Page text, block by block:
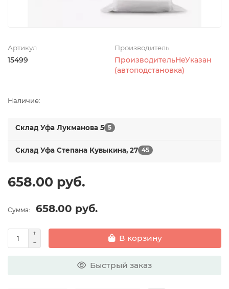
Артикул
15499
Производитель
ПроизводительНеУказан
(автоподстановка)
Наличие:
Склад Уфа Лукманова 5 5
Склад Уфа Степана Кувыкина, 27 45
658.00 руб.
Сумма: 658.00 руб.
В корзину
Быстрый заказ